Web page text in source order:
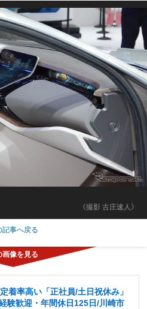
《撮影 古庄速人》
記事へ戻る
着率高い「正社員/土日祝休み」
験歓迎・年間休日125日/川崎市